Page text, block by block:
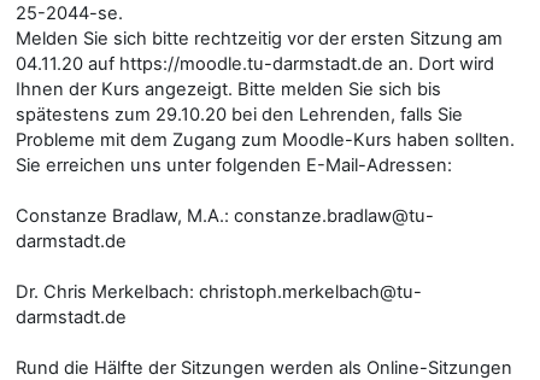
25-2044-se.
Melden Sie sich bitte rechtzeitig vor der ersten Sitzung am
04.11.20 auf https://moodle.tu-darmstadt.de an. Dort wird
Ihnen der Kurs angezeigt. Bitte melden Sie sich bis
spätestens zum 29.10.20 bei den Lehrenden, falls Sie
Probleme mit dem Zugang zum Moodle-Kurs haben sollten.
Sie erreichen uns unter folgenden E-Mail-Adressen:
Constanze Bradlaw, M.A.: constanze.bradlaw@tu-
darmstadt.de
Dr. Chris Merkelbach: christoph.merkelbach@tu-
darmstadt.de
Rund die Hälfte der Sitzungen werden als Online-Sitzungen